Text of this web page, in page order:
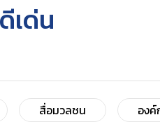
เด่น
สื่อมวลชน องค์